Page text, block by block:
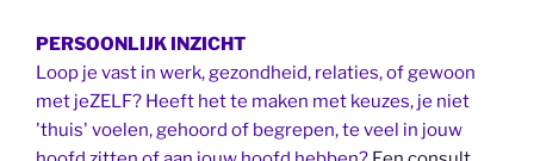
PERSOONLIJK INZICHT
Loop je vast in werk, gezondheid, relaties, of gewoon
met jeZELF? Heeft het te maken met keuzes, je niet
'thuis' voelen, gehoord of begrepen, te veel in jouw